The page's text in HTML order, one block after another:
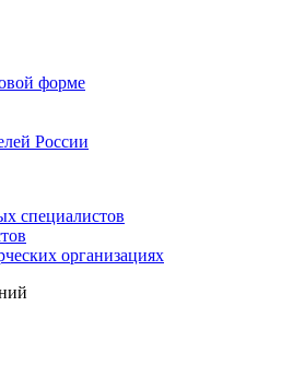
форме
России
специалистов
организациях